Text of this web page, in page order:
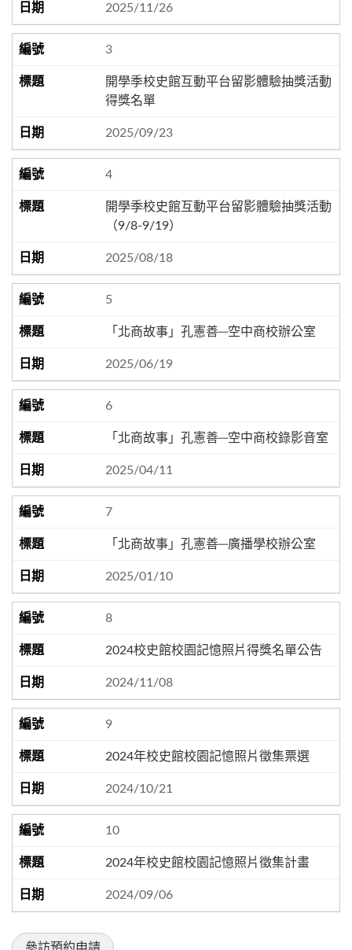
2025/11/26
3
開學季校史館互動平台留影體驗抽獎活動
得獎名單
2025/09/23
4
開學季校史館互動平台留影體驗抽獎活動
（9/8-9/19）
2025/08/18
5
「北商故事」孔憲善─空中商校辦公室
2025/06/19
6
「北商故事」孔憲善─空中商校錄影音室
2025/04/11
7
「北商故事」孔憲善─廣播學校辦公室
2025/01/10
8
2024校史館校園記憶照片得獎名單公告
2024/11/08
9
2024年校史館校園記憶照片徵集票選
2024/10/21
10
2024年校史館校園記憶照片徵集計畫
2024/09/06